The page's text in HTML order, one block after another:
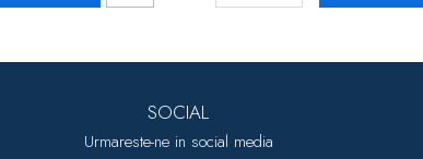
SOCIAL
Urmareste-ne in social media